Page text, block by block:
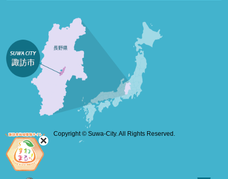
Copyright © Suwa-City. All Rights Reserved.